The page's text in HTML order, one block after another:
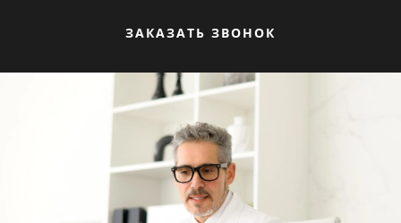
ЗАКАЗАТЬ ЗВОНОК